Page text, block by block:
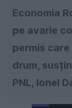
Economia
pe avarie
permis
drum,
PNL, Ionel